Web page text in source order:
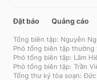
Đặt báo Quảng cáo
Tổng biên tập: Nguyễn
Phó tổng biên tập thường
Phó tổng biên tập: Lâm
Phó tổng biên tập: Trần
Tổng thư ký tòa soạn: Đức